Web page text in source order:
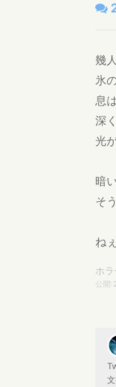
幾
氷
息
深
光
暗
そ
ね
ホ
公開